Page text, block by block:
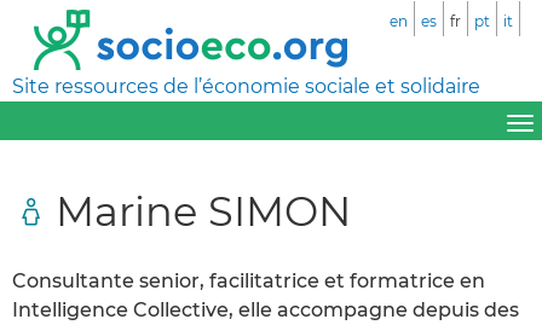
Site ressources de l’économie sociale et solidaire
en es fr pt it
Marine SIMON
Consultante senior, facilitatrice et formatrice en
Intelligence Collective, elle accompagne depuis des